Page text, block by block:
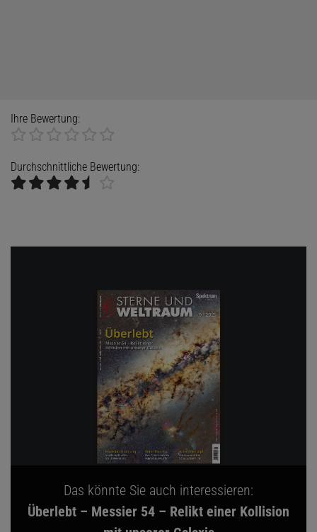
Ihre Bewertung:
Durchschnittliche Bewertung:
Das könnte Sie auch interessieren:
Überlebt – Messier 54 – Relikt einer Kollision